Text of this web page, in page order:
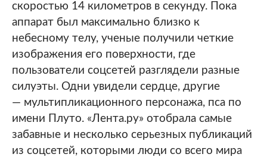
скоростью 14 километров в секунду. Пока
аппарат был максимально близко к
небесному телу, ученые получили четкие
изображения его поверхности, где
пользователи соцсетей разглядели разные
силуэты. Одни увидели сердце, другие
— мультипликационного персонажа, пса по
имени Плуто. «Лента.ру» отобрала самые
забавные и несколько серьезных публикаций
из соцсетей, которыми люди со всего мира